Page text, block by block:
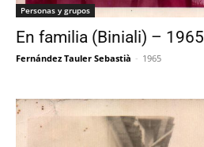
Personas y grupos
En familia (Biniali) – 1965
Fernández Tauler Sebastià - 1965